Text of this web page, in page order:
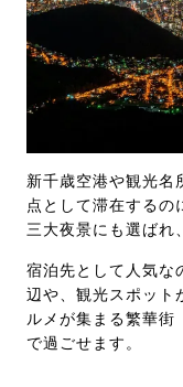
新千歳空港や観光名
点として滞在するの
三大夜景にも選ばれ
宿泊先として人気な
辺や、観光スポット
ルメが集まる繁華街
で過ごせます。